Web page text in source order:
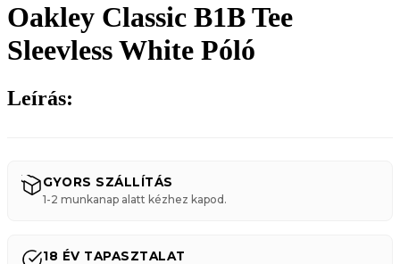
Oakley Classic B1B Tee
Sleevless White Póló
Leírás:
GYORS SZÁLLÍTÁS
1-2 munkanap alatt kézhez kapod.
18 ÉV TAPASZTALAT